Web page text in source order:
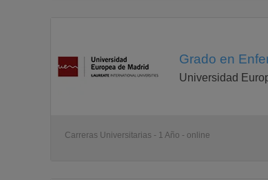
Grado en
Universidad
Carreras Universitarias - 1 Año - online